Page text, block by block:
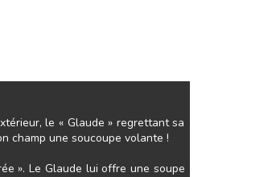
le « Glaude » regrettant sa
champ une soucoupe volante !
». Le Glaude lui offre une soupe